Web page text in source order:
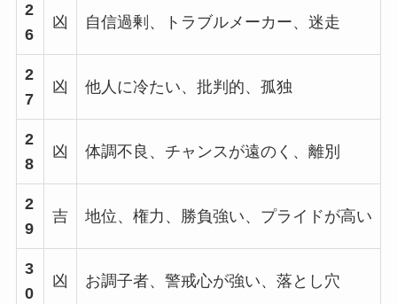
2
6
凶 自信過剰、トラブルメーカー、迷走
2
7
凶 他人に冷たい、批判的、孤独
2
8
凶 体調不良、チャンスが遠のく、離別
2
9
吉 地位、権力、勝負強い、プライドが高い
3
0
凶 お調子者、警戒心が強い、落とし穴